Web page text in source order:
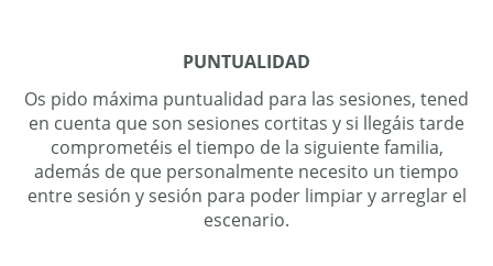
PUNTUALIDAD
Os pido máxima puntualidad para las sesiones, tened
en cuenta que son sesiones cortitas y si llegáis tarde
comprometéis el tiempo de la siguiente familia,
además de que personalmente necesito un tiempo
entre sesión y sesión para poder limpiar y arreglar el
escenario.